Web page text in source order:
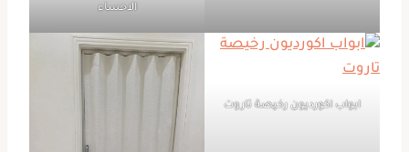
الاحساء
ابواب اكورديون رخيصة تاروت